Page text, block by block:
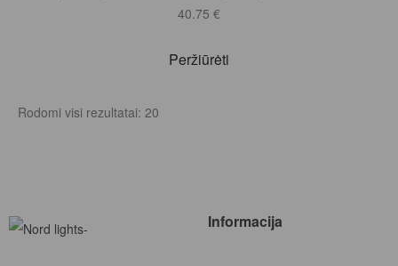
40.75 €
Peržiūrėti
Rodomi visi rezultatai: 20
Informacija